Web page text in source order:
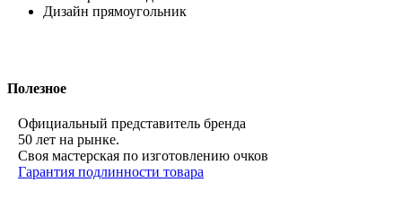
Дизайн прямоугольник
Полезное
Официальный представитель бренда
50 лет на рынке.
Своя мастерская по изготовлению очков
Гарантия подлинности товара